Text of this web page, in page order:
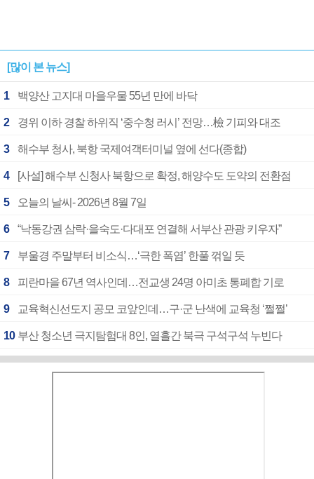
[많이 본 뉴스]
1 백양산 고지대 마을우물 55년 만에 바닥
2 경위 이하 경찰 하위직 ‘중수청 러시’ 전망…檢 기피와 대조
3 해수부 청사, 북항 국제여객터미널 옆에 선다(종합)
4 [사설] 해수부 신청사 북항으로 확정, 해양수도 도약의 전환점
5 오늘의 날씨- 2026년 8월 7일
6 “낙동강권 삼락·을숙도·다대포 연결해 서부산 관광 키우자”
7 부울경 주말부터 비소식…‘극한 폭염’ 한풀 꺾일 듯
8 피란마을 67년 역사인데…전교생 24명 아미초 통폐합 기로
9 교육혁신선도지 공모 코앞인데…구·군 난색에 교육청 ‘쩔쩔’
10 부산 청소년 극지탐험대 8인, 열흘간 북극 구석구석 누빈다